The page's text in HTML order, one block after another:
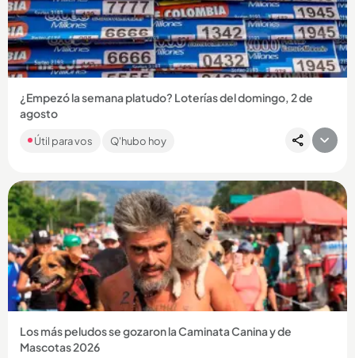
Compartir Noticia
¿Empezó la semana platudo? Loterías del domingo, 2 de
agosto
Consulte si la suerte lo acompañó y fue el feliz ganador de
alguno de los más de 20 sorteos que jugaron el domingo....
Útil para vos Q'hubo hoy
Compartir Noticia
Los más peludos se gozaron la Caminata Canina y de
Mascotas 2026